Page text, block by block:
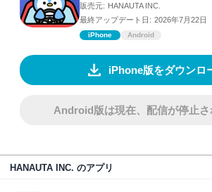
販売元: HANAUTA INC.
最終アップデート日: 2026年7月22日
iPhone Android
iPhone版をダウンロ
Android版は現在、配信が停止さ
HANAUTA INC. のアプリ